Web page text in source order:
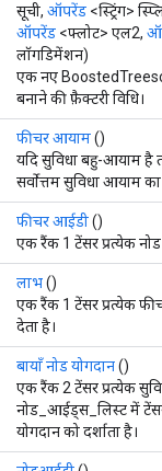
सूची, ऑपरेंड <स्ट्रिंग>
ऑपरेंड <फ्लोट> एल2,
लॉगडिमेंशन)
एक नए
बनाने की फ़ैक्टरी विधि।
फीचर आयाम()
यदि सुविधा बहु-आयाम है
सर्वोत्तम सुविधा आयाम
फीचर आईडी()
एक रैंक 1 टेंसर प्रत्येक
लाभ()
एक रैंक 1 टेंसर प्रत्येक
देता है।
बायाँ नोड योगदान()
एक रैंक 2 टेंसर प्रत्येक
नोड_आईड्स_लिस्ट में
योगदान को दर्शाता है।